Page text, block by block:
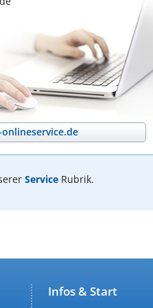
ServiceRubrik.
Infos & Start